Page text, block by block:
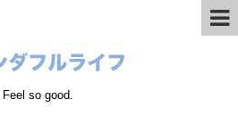
Feel so good.